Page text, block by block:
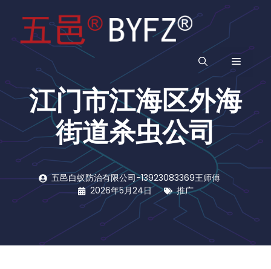
菜
单
江门市江海区外海
街道杀虫公司
五邑白蚁防治有限公司-13923083369王师傅
2026年5月24日
推广